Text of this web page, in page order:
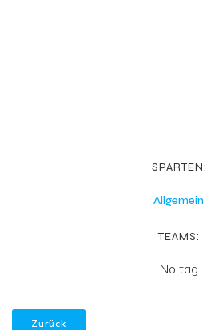
SPARTEN:
Allgemein
TEAMS:
No tag
Zurück